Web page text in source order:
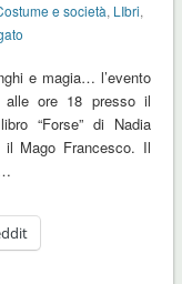
e società, LIbri,
e magia… l’evento
alle ore 18 presso il
“Forse” di Nadia
Mago Francesco. Il